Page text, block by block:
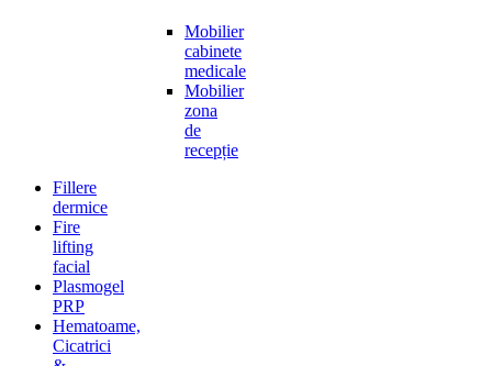
Mobilier
cabinete
medicale
Mobilier
zona
de
recepție
Fillere
dermice
Fire
lifting
facial
Plasmogel
PRP
Hematoame,
Cicatrici